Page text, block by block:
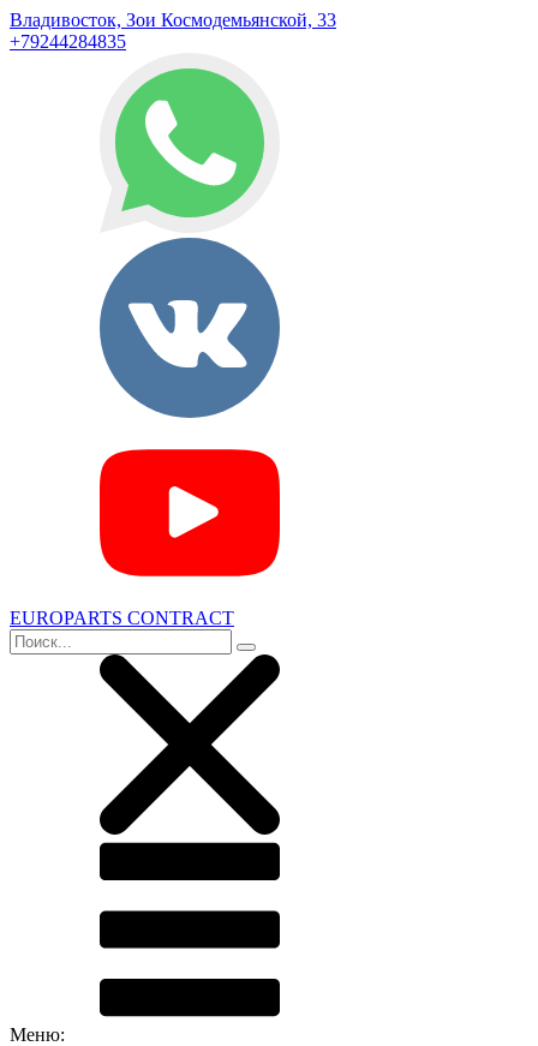
Владивосток, Зои Космодемьянской, 33
+79244284835
EUROPARTS CONTRACT
Меню: